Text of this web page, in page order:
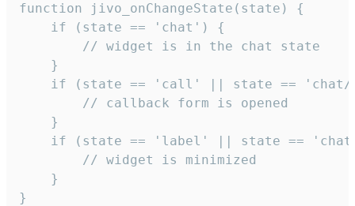
function jivo_onChangeState(state) {
    if (state == 'chat') {
        // widget is in the chat state
    }
if (state == 'call' || state ==
        // callback form is opened
    }
if (state == 'label' || state ==
        // widget is minimized
    }
}